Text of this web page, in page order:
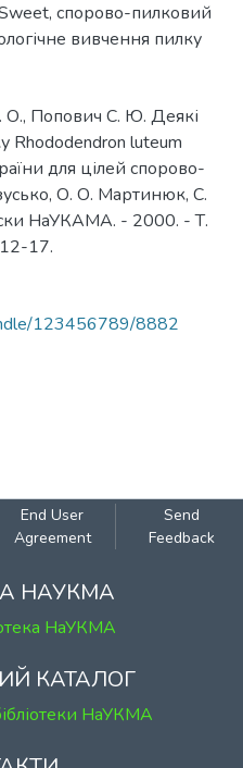
, спорово-пилковий
вивчення пилку
Попович С. Ю. Деякі
Rhododendron luteum
для цілей спорово-
О. О. Мартинюк, С.
НаУКАМА. - 2000. - Т.
12-17.
123456789/8882
End User
Agreement
Send
Feedback
НАУКМА
НаУКМА
КАТАЛОГ
НаУКМА